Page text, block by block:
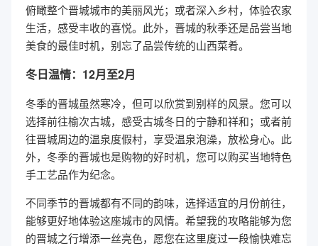
俯瞰整个晋城城市的美丽风光；或者深入乡村，体验农家
生活，感受丰收的喜悦。此外，晋城的秋季还是品尝当地
美食的最佳时机，别忘了品尝传统的山西菜肴。
冬日温情：12月至2月
冬季的晋城虽然寒冷，但可以欣赏到别样的风景。您可以
选择前往榆次古城，感受古城冬日的宁静和祥和；或者前
往晋城周边的温泉度假村，享受温泉泡澡，放松身心。此
外，冬季的晋城也是购物的好时机，您可以购买当地特色
手工艺品作为纪念。
不同季节的晋城都有不同的韵味，选择适宜的月份前往，
能够更好地体验这座城市的风情。希望我的攻略能够为您
的晋城之行增添一丝亮色，愿您在这里度过一段愉快难忘